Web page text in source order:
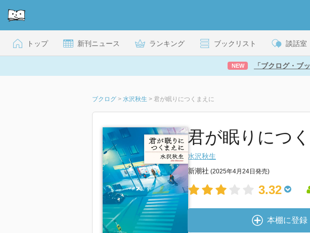
トップ 新刊ニュース ランキング ブックリスト 談話室
NEW 「ブクログ・ブ
ブクログ > 水沢秋生 > 君が眠りにつくまえに
君が眠りにつ
水沢秋生
新潮社 (2025年4月24日発売)
3.32
本棚に登録